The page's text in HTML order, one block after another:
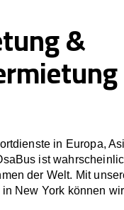
&
in Europa,
ist
der Welt. Mit
New York können